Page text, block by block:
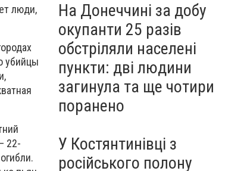
люди,
убийцы
22-
На Донеччині за добу
окупанти 25 разів
обстріляли населені
пункти: дві людини
загинула та ще чотири
поранено
У Костянтинівці з
російського полону